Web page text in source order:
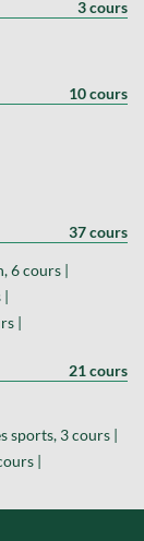
3 cours
10 cours
37 cours
6 cours |
|
|
21 cours
sports, 3 cours |
|